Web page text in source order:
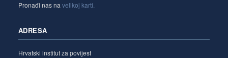
Pronađi nas na velikoj karti.
ADRESA
Hrvatski institut za povijest